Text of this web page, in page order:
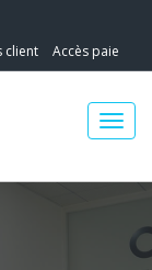
client Accès paie